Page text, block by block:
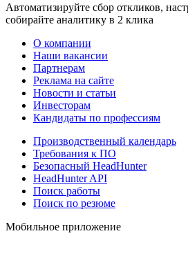
Автоматизируйте сбор откликов,
собирайте аналитику в 2 клика
О компании
Наши вакансии
Партнерам
Реклама на сайте
Новости и статьи
Инвесторам
Кандидаты по профессиям
Производственный календарь
Требования к ПО
Безопасный HeadHunter
HeadHunter API
Поиск работы
Поиск по резюме
Мобильное приложение